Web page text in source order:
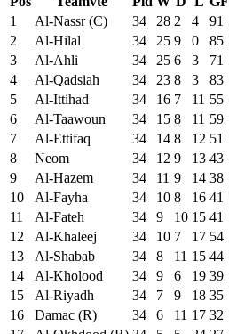
1
Al-Nassr (C) 34 28 2 4 91
2
Al-Hilal 34 25 9 0 85
3
Al-Ahli 34 25 6 3 71
4
Al-Qadsiah 34 23 8 3 83
5
Al-Ittihad 34 16 7 11 55
6
Al-Taawoun 34 15 8 11 59
7
Al-Ettifaq 34 14 8 12 51
8
Neom 34 12 9 13 43
9
Al-Hazem 34 11 9 14 38
10
Al-Fayha 34 10 8 16 41
11
Al-Fateh 34 9 10 15 41
12
Al-Khaleej 34 10 7 17 54
13
Al-Shabab 34 8 11 15 44
14
Al-Kholood 34 9 6 19 39
15
Al-Riyadh 34 7 9 18 35
16
Damac (R) 34 6 11 17 32